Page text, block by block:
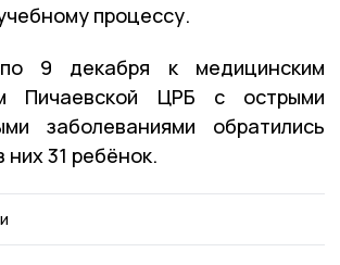
процессу.
9 декабря к медицинским
Пичаевской ЦРБ с острыми
заболеваниями обратились
них 31 ребёнок.